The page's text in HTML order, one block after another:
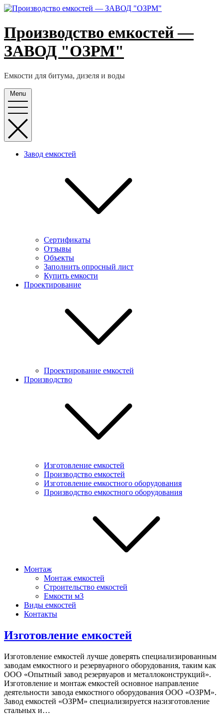
Skip
content
Производство емкостей —
ЗАВОД "ОЗРМ"
Емкости для битума, дизеля и воды
Menu
Завод емкостей
Cертификаты
Отзывы
Объекты
Заполнить опросный лист
Купить емкости
Проектирование
Проектирование емкостей
Производство
Изготовление емкостей
Производство емкостей
Изготовление емкостного оборудования
Производство емкостного оборудования
Монтаж
Монтаж емкостей
Строительство емкостей
Емкости м3
Виды емкостей
Контакты
Изготовление емкостей
Изготовление емкостей лучше доверять специализированным
заводам емкостного и резервуарного оборудования, таким как
ООО «Опытный завод резервуаров и металлоконструкций».
Изготовление и монтаж емкостей основное направление
деятельности завода емкостного оборудования ООО «ОЗРМ».
Завод емкостей «ОЗРМ» специализируется на:изготовление
стальных и…